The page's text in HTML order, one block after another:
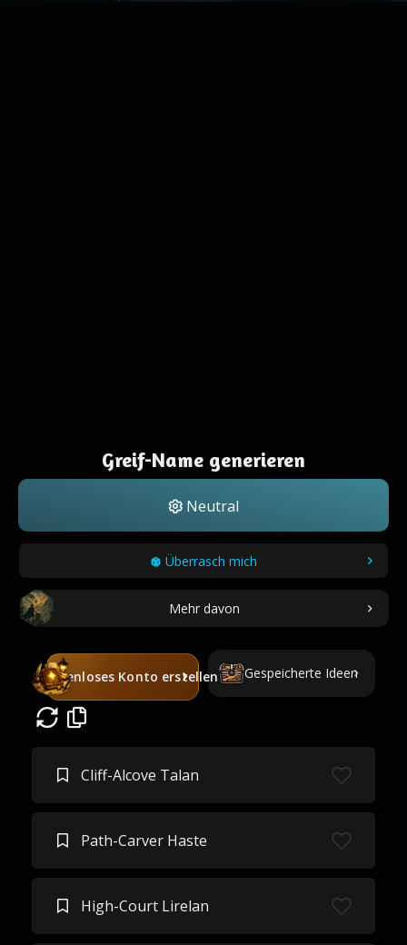
Greif-Name generieren
Neutral
Überrasch mich
Mehr davon
Kostenloses Konto erstellen Gespeicherte Ideen
Cliff-Alcove Talan
Path-Carver Haste
High-Court Lirelan